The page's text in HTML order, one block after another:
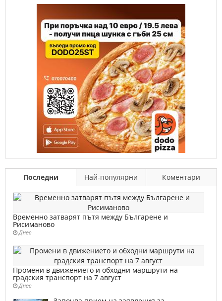
Последни Най-популярни Коментари
Временно затварят пътя между Българене и
Рисиманово
Днес
Промени в движението и обходни маршрути на
градския транспорт на 7 август
Днес